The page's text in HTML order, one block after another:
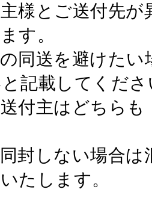
様とご送付先
す。
同送を避けた
記載してくださ
付主はどちら
封しない場合
たします。